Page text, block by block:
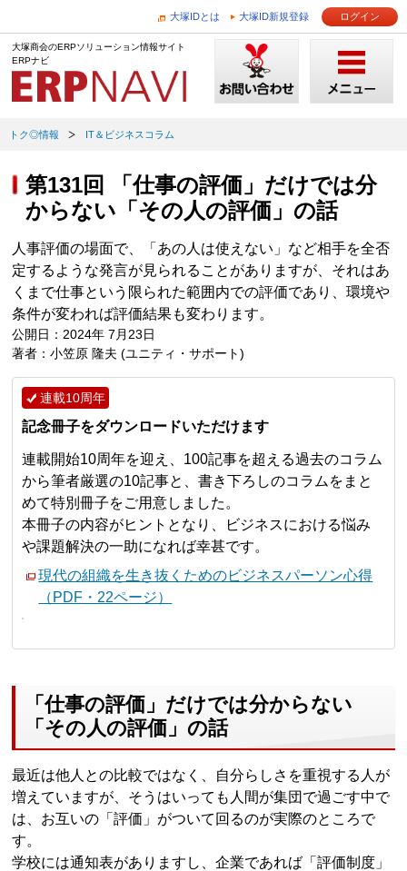
大塚IDとは 大塚ID新規登録 ログイン
大塚商会のERPソリューション情報サイト
ERPナビ
トク◎情報 IT＆ビジネスコラム
第131回 「仕事の評価」だけでは分
からない「その人の評価」の話
人事評価の場面で、「あの人は使えない」など相手を全否
定するような発言が見られることがありますが、それはあ
くまで仕事という限られた範囲内での評価であり、環境や
条件が変われば評価結果も変わります。
公開日：2024年 7月23日
著者：小笠原 隆夫 (ユニティ・サポート)
連載10周年
記念冊子をダウンロードいただけます
連載開始10周年を迎え、100記事を超える過去のコラム
から筆者厳選の10記事と、書き下ろしのコラムをまと
めて特別冊子をご用意しました。
本冊子の内容がヒントとなり、ビジネスにおける悩み
や課題解決の一助になれば幸甚です。
現代の組織を生き抜くためのビジネスパーソン心得
（PDF・22ページ）
「仕事の評価」だけでは分からない
「その人の評価」の話
最近は他人との比較ではなく、自分らしさを重視する人が
増えていますが、そうはいっても人間が集団で過ごす中で
は、お互いの「評価」がついて回るのが実際のところで
す。
学校には通知表がありますし、企業であれば「評価制度」